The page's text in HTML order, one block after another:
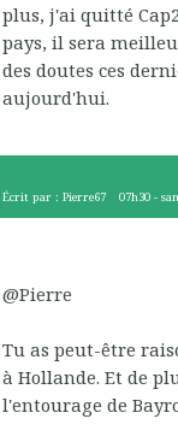
plus, j'ai quitté
pays, il sera
des doutes ces
aujourd'hui.
Écrit par : Pierre67 07h30 -
@Pierre
Tu as peut-être
à Hollande. Et de
l'entourage de